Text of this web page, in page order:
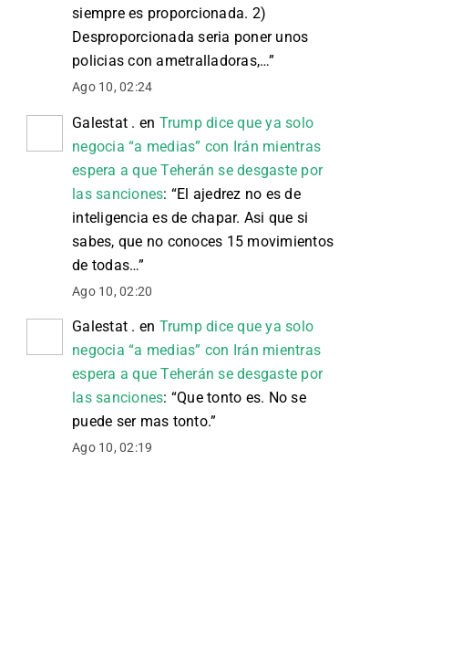
siempre es proporcionada. 2)
Desproporcionada seria poner unos
policias con ametralladoras,…”
Ago 10, 02:24
Galestat . en Trump dice que ya solo
negocia “a medias” con Irán mientras
espera a que Teherán se desgaste por
las sanciones: “El ajedrez no es de
inteligencia es de chapar. Asi que si
sabes, que no conoces 15 movimientos
de todas…”
Ago 10, 02:20
Galestat . en Trump dice que ya solo
negocia “a medias” con Irán mientras
espera a que Teherán se desgaste por
las sanciones: “Que tonto es. No se
puede ser mas tonto.”
Ago 10, 02:19